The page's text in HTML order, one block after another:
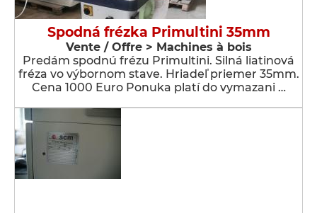
Spodná frézka Primultini 35mm
Vente / Offre > Machines à bois
Predám spodnú frézu Primultini. Silná liatinová
fréza vo výbornom stave. Hriadeľ priemer 35mm.
Cena 1000 Euro Ponuka platí do vymazani …